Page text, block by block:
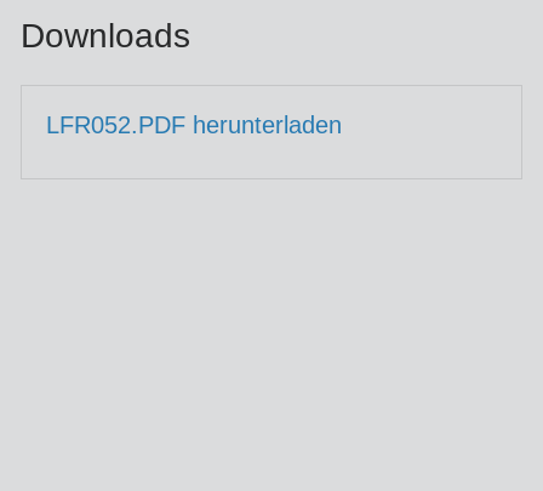
Downloads
LFR052.PDF herunterladen